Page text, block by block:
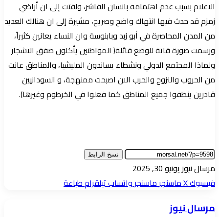
الاعلام بسبب عدم اهتمامه بانسان الفاشر، ولفتت إلى ان أراضي
زمزم قد حدث فيها انتهاك واضح وصريح، مشيرة إلى ان هنالك العديد
من المدن المحاصرة في أبو زبد وبابنوسة وان النساء يعانين كثيراً،
ورسمت صورة قاتة للوضع قائلة( المواطنين يأكلون صفق الاشجار
ولماذا المجتمع الدولي ونشطاء يساندون المليشيا، والمناطق عانت
من الحروب والنزوح والحرب الان اصبحت ممنهجة، و السودانيين
قادرين ينظفوا جميع المناطق كما فعلوا في الخرطوم وغيرها).
نسخ الرابط
مرسال نيوز أرسل
بريدا
يونيو 30, 2025
فيسبوك‫Xماسنجرماسنجرواتسابتيلقرامطباعة
مرسال نيوز